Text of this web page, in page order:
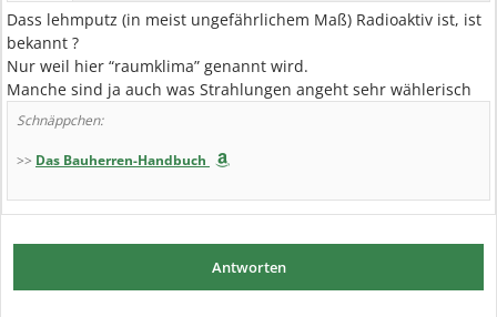
Dass lehmputz (in meist ungefährlichem Maß) Radioaktiv ist, ist
bekannt ?
Nur weil hier “raumklima” genannt wird.
Manche sind ja auch was Strahlungen angeht sehr wählerisch
Schnäppchen:
>> Das Bauherren-Handbuch
Antworten